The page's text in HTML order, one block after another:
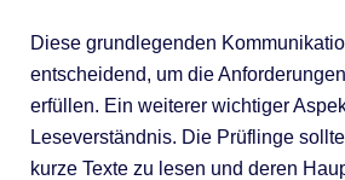
Diese grundlegenden
entscheidend, um die
erfüllen. Ein weiterer wichtiger
Leseverständnis. Die Prüflinge
kurze Texte zu lesen und deren